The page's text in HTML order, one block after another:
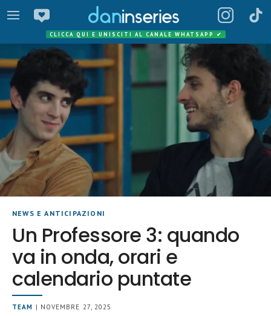
CLICCA QUI E UNISCITI AL CANALE WHATSAPP ✔
NEWS E ANTICIPAZIONI
Un Professore 3: quando
va in onda, orari e
calendario puntate
TEAM | NOVEMBRE 27, 2025